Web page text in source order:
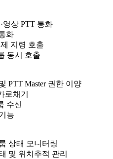
영상 PTT 통화
화
지령 호출
동시 호출
PTT Master 권한 이양
로채기
수신
능
상태 모니터링
및 위치추적 관리